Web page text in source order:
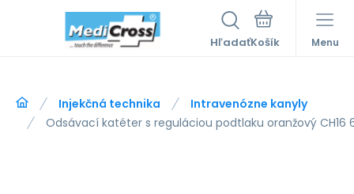
Hľadať Menu
Injekčná technika
Intravenózne kanyly
Odsávací katéter s reguláciou podtlaku oranžový